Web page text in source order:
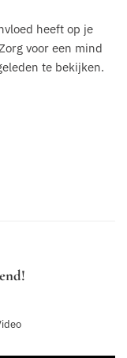
heeft op je
voor een mind
te bekijken.